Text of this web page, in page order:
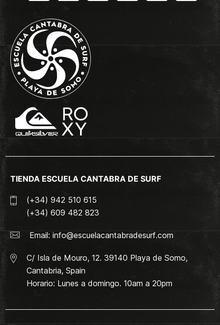
TIENDA ESCUELA CANTABRA DE SURF
(+34) 942 510 615
(+34) 609 482 823
Email: info@escuelacantabradesurf.com
C/ Isla de Mouro, 12. 39140 Playa de Somo,
Cantabria, Spain
Horario: Lunes a domingo. 10am a 20pm